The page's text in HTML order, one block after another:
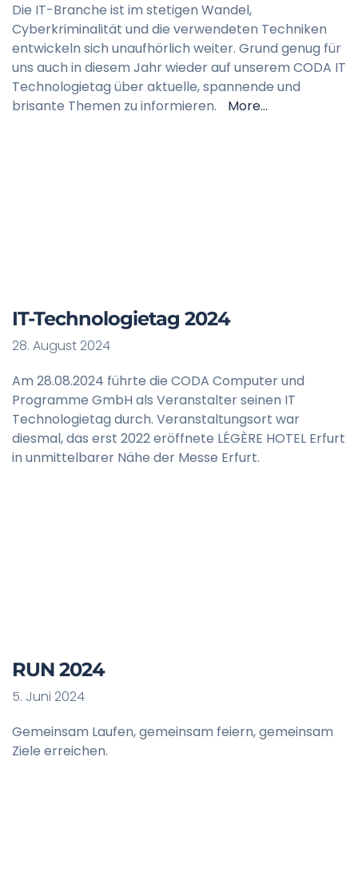
Die IT-Branche ist im stetigen Wandel,
Cyberkriminalität und die verwendeten Techniken
entwickeln sich unaufhörlich weiter. Grund genug für
uns auch in diesem Jahr wieder auf unserem CODA IT
Technologietag über aktuelle, spannende und
brisante Themen zu informieren.
More…
IT-Technologietag 2024
28. August 2024
Am 28.08.2024 führte die CODA Computer und
Programme GmbH als Veranstalter seinen IT
Technologietag durch. Veranstaltungsort war
diesmal, das erst 2022 eröffnete LÉGÈRE HOTEL Erfurt
in unmittelbarer Nähe der Messe Erfurt.
RUN 2024
5. Juni 2024
Gemeinsam Laufen, gemeinsam feiern, gemeinsam
Ziele erreichen.